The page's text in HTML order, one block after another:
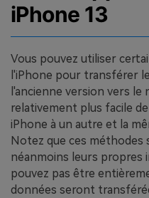
iPhone 13
Vous pouvez utiliser
l'iPhone pour transférer
l'ancienne version vers le
relativement plus facile
iPhone à un autre et la
Notez que ces
néanmoins leurs propres
pouvez pas être
données seront